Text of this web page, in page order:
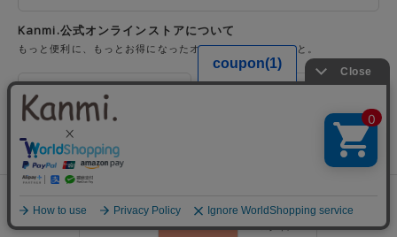
Kanmi.公式オンラインストアについて
もっと便利に、もっとお得になったオンラインストアのこと。
わたしたちが大切にしていること
いて
Kanmi.の革・素材のこと
会員登録
ログイン